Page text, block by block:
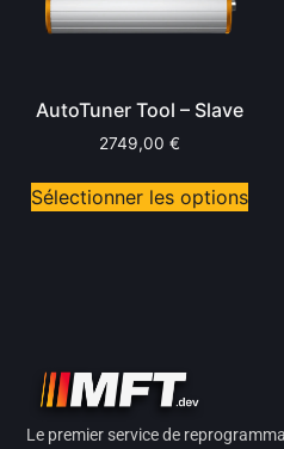
AutoTuner Tool – Slave
2749,00 €
Sélectionner les options
Le premier service de